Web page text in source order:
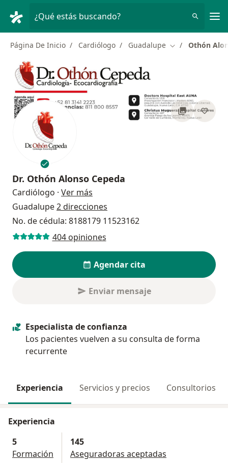
¿Qué estás buscando?
Página De Inicio Cardiólogo Guadalupe Cambiar de
Othón
Dr. Othón Alonso Cepeda
Cardiólogo · Ver más
Guadalupe2 direcciones
No. de cédula: 8188179 11523162
404 opiniones
Agendar cita
Enviar mensaje
Especialista de confianza
Los pacientes vuelven a su consulta de forma
recurrente
Experiencia Servicios y precios Consultorios
Experiencia
5
Formación
145
Aseguradoras aceptadas